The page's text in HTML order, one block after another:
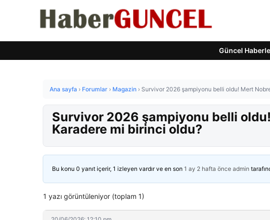
Güncel
Ana sayfa › Forumlar › Magazin › Survivor 2026 şampiyonu belli oldu! Mert
Survivor 2026 şampiyonu belli
Karadere mi birinci oldu?
Bu konu 0 yanıt içerir, 1 izleyen vardır ve en son 1 ay 2 hafta önce admin
1 yazı görüntüleniyor (toplam 1)